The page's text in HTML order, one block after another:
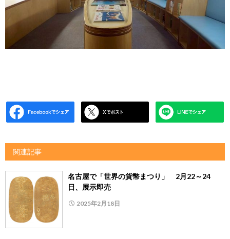
関連記事
名古屋で「世界の貨幣まつり」 2月22～24
日、展示即売
2025年2月18日